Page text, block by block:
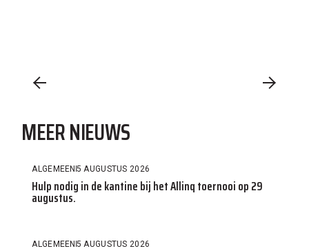
MEER NIEUWS
ALGEMEEN5 AUGUSTUS 2026
Hulp nodig in de kantine bij het Allinq toernooi op 29
augustus.
ALGEMEEN5 AUGUSTUS 2026